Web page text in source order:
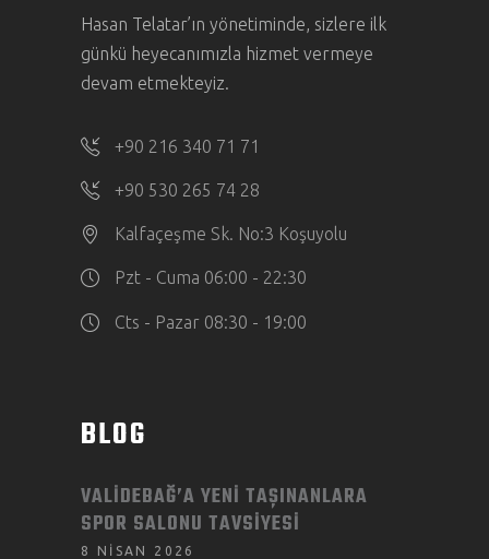
Hasan Telatar’ın yönetiminde, sizlere ilk
günkü heyecanımızla hizmet vermeye
devam etmekteyiz.
+90 216 340 71 71
+90 530 265 74 28
Kalfaçeşme Sk. No:3 Koşuyolu
Pzt - Cuma 06:00 - 22:30
Cts - Pazar 08:30 - 19:00
BLOG
VALIDEBAĞ’A YENI TAŞINANLARA
SPOR SALONU TAVSIYESI
8 NISAN 2026